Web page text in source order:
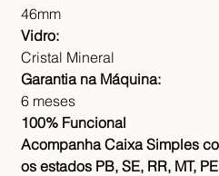
46mm
Vidro:
Cristal Mineral
Garantia na Máquina:
6 meses
100% Funcional
Acompanha Caixa Simples
os estados PB, SE, RR, MT,